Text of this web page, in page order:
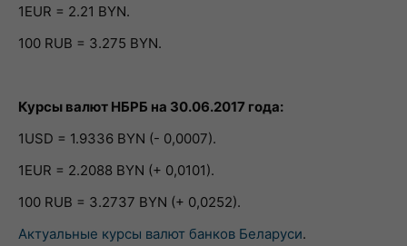
1EUR = 2.21 BYN.
100 RUB = 3.275 BYN.
Курсы валют НБРБ на 30.06.2017 года:
1USD = 1.9336 BYN (- 0,0007).
1EUR = 2.2088 BYN (+ 0,0101).
100 RUB = 3.2737 BYN (+ 0,0252).
Актуальные курсы валют банков Беларуси.